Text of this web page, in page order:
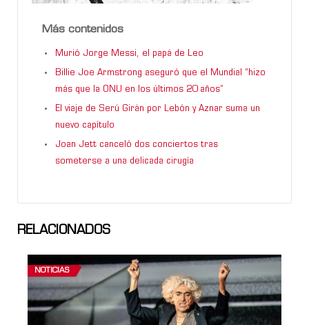
Más contenidos
Murió Jorge Messi, el papá de Leo
Billie Joe Armstrong aseguró que el Mundial “hizo
más que la ONU en los últimos 20 años”
El viaje de Serú Girán por Lebón y Aznar suma un
nuevo capítulo
Joan Jett canceló dos conciertos tras
someterse a una delicada cirugía
RELACIONADOS
NOTICIAS